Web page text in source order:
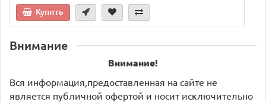
Купить
Внимание
Внимание!
Вся информация,предоставленная на сайте не
является публичной офертой и носит исключительно